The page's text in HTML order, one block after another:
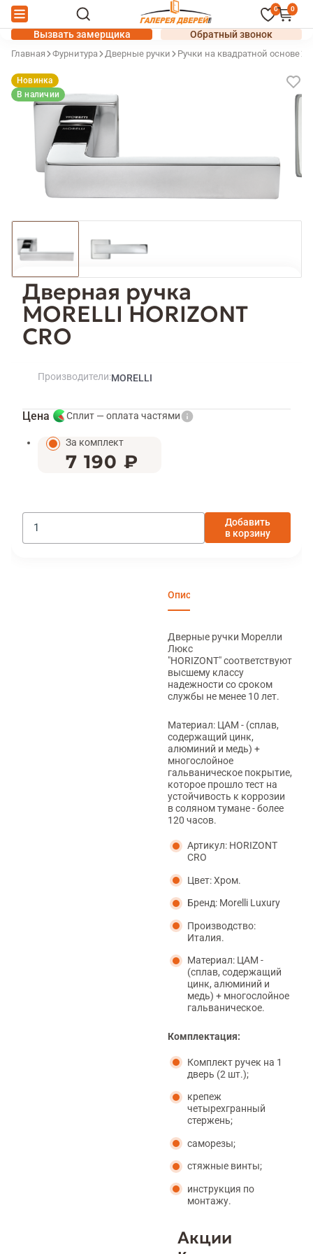
0 0
Вызвать замерщика Обратный звонок
Главная Фурнитура Дверные ручки Ручки на квадратной основе
Дверная ручка
MORELLI HORIZONT
CRO
Новинка
В наличии
Производители MORELLI
Цена Сплит — оплата частями
За комплект
7 190 ₽
Добавить
в корзину
Описание
Дверные ручки Морелли
Люкс
"HORIZONT" соответствуют
высшему классу
надежности со сроком
службы не менее 10 лет.
Материал: ЦАМ - (сплав,
содержащий цинк,
алюминий и медь) +
многослойное
гальваническое покрытие,
которое прошло тест на
устойчивость к коррозии
в соляном тумане - более
120 часов.
Артикул: HORIZONT
CRO
Цвет: Хром.
Бренд: Morelli Luxury
Производство:
Италия.
Материал: ЦАМ -
(сплав, содержащий
цинк, алюминий и
медь) + многослойное
гальваническое.
Комплектация:
Комплект ручек на 1
дверь (2 шт.);
крепеж
четырехгранный
стержень;
саморезы;
стяжные винты;
инструкция по
монтажу.
Акции